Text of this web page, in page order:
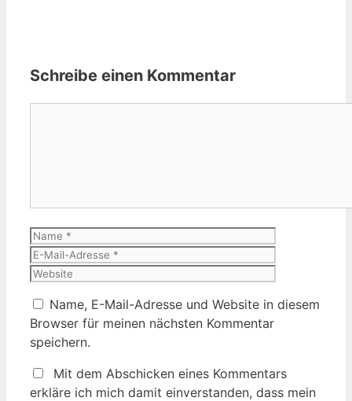
Schreibe einen Kommentar
Name
Name, E-Mail-Adresse und Website in diesem
Browser für meinen nächsten Kommentar
speichern.
Mit dem Abschicken eines Kommentars
erkläre ich mich damit einverstanden, dass mein